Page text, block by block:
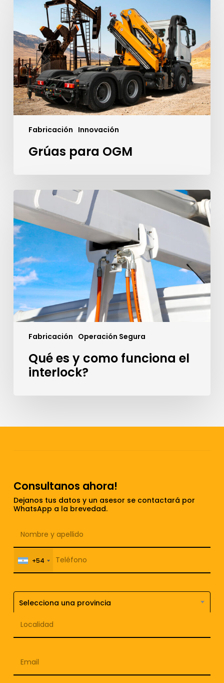
Fabricación Innovación
Grúas para OGM
Fabricación Operación Segura
es
como
funciona
el
interlock?
Qué es y como funciona el
interlock?
Consultanos ahora!
Dejanos tus datos y un asesor se contactará por
WhatsApp a la brevedad.
+54
Selecciona una provincia